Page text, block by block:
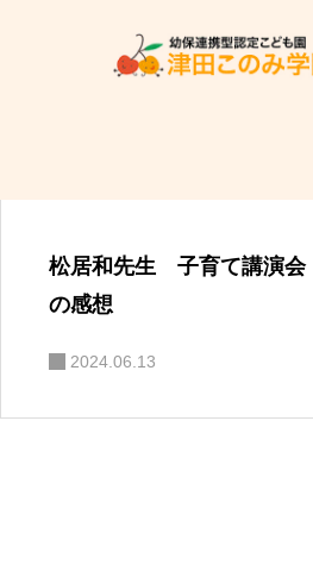
松居和先生 子育て講演
の感想
2024.06.13